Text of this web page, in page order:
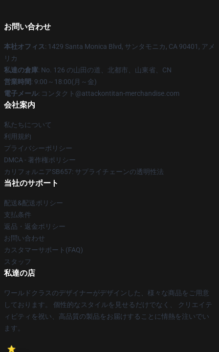
お問い合わせ
本社オフィス: 1429 Santa Monica Blvd, サンタモニカ, CA 90401, アメ
リカ
私達の倉庫: No. 126 の山田の道、北都市、山東省、CN
営業時間: 9:00～18:00(月～金)
電子メール: コンタクト@attackontitan-merchandise.com
会社案内
私たちについて
利用規約
プライバシーポリシー
DMCA - 著作権ポリシー
カリフォルニアSB657: サプライチェーンの透明性法
当社のサポート
配送&配送ポリシー
支払条件
返品・返金ポリシー
お問い合わせ
カスタマーサポート(FAQ)
スタッフ
私達の店
ワールドクラスのデザイナーがデザインした、様々な商品をご用意
しております。 個性的なスタイルを見せるだけでなく、 クリエイテ
ィビティを祝い、高品質の製品をお届けすることに情熱を注いでい
ます。